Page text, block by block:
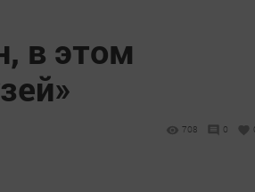
в этом
708 0